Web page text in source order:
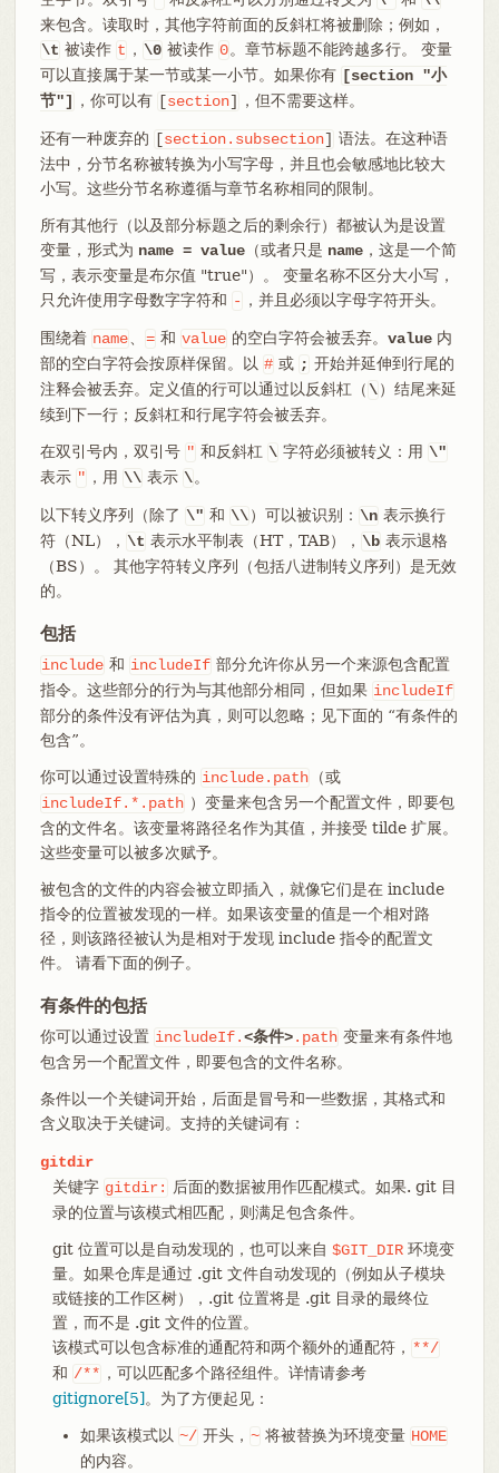
来包含。读取时，其他字符前面的反斜杠将被删除；例如，
\t 被读作 t ， \0 被读作 0 。章节标题不能跨越多行。 变量
可以直接属于某一节或某一小节。如果你有 [section "小
节"]
，你可以有 [section] ，但不需要这样。
还有一种废弃的 [section.subsection] 语法。在这种语
法中，分节名称被转换为小写字母，并且也会敏感地比较大
小写。这些分节名称遵循与章节名称相同的限制。
所有其他行（以及部分标题之后的剩余行）都被认为是设置
变量，形式为 name = value（或者只是 name，这是一个简
写，表示变量是布尔值 "true"）。 变量名称不区分大小写，
只允许使用字母数字字符和 - ，并且必须以字母字符开头。
围绕着 name = 和 value 的空白字符会被丢弃。 value内
部的空白字符会按原样保留。以 # 或 ; 开始并延伸到行尾的
注释会被丢弃。定义值的行可以通过以反斜杠（\ ）结尾来延
续到下一行；反斜杠和行尾字符会被丢弃。
在双引号内，双引号 " 和反斜杠 \ 字符必须被转义：用 \"
表示 " ，用 \\ 表示 \ 。
以下转义序列（除了 \" 和 \\ ）可以被识别： \n 表示换行
符（NL）， \t 表示水平制表（HT，TAB）， \b 表示退格
（BS）。 其他字符转义序列（包括八进制转义序列）是无效
的。
包括
include 和 includeIf 部分允许你从另一个来源包含配置
指令。这些部分的行为与其他部分相同，但如果 includeIf
部分的条件没有评估为真，则可以忽略；见下面的 “有条件的
包含”。
你可以通过设置特殊的 include.path （或
includeIf.*.path ）变量来包含另一个配置文件，即要包
含的文件名。该变量将路径名作为其值，并接受 tilde 扩展。
这些变量可以被多次赋予。
被包含的文件的内容会被立即插入，就像它们是在 include
指令的位置被发现的一样。如果该变量的值是一个相对路
径，则该路径被认为是相对于发现 include 指令的配置文
件。 请看下面的例子。
有条件的包括
你可以通过设置 includeIf.<条件>.path 变量来有条件地
包含另一个配置文件，即要包含的文件名称。
条件以一个关键词开始，后面是冒号和一些数据，其格式和
含义取决于关键词。支持的关键词有：
gitdir
关键字 gitdir:
后面的数据被用作匹配模式。如果. git 目
录的位置与该模式相匹配，则满足包含条件。
git 位置可以是自动发现的，也可以来自 $GIT_DIR环境变
量。如果仓库是通过 .git 文件自动发现的（例如从子模块
或链接的工作区树），.git 位置将是 .git 目录的最终位
置，而不是 .git 文件的位置。
该模式可以包含标准的通配符和两个额外的通配符， **/
和 /** ，可以匹配多个路径组件。详情请参考
gitignore[5] 。为了方便起见：
如果该模式以 ~/ 开头， ~ 将被替换为环境变量 HOME
的内容。